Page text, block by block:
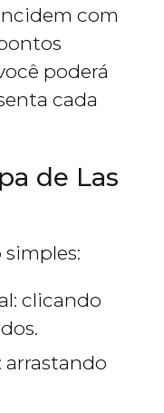
com
poderá
cada
de Las
clicando